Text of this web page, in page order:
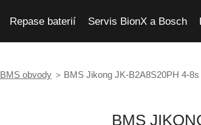
Repase baterií Servis BionX a Bosch
BMS obvody BMS Jikong JK-B2A8S20PH 4-
BMS